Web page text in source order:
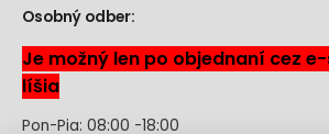
Osobný odber:
Je možný len po objednaní cez
líšia
Pon-Pia: 08:00 -18:00